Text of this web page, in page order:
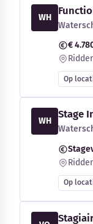
WH
€
Op
WH
Stage
Op